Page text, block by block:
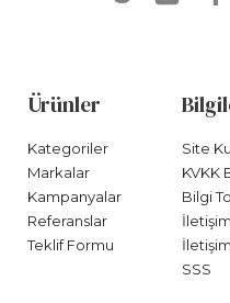
Ürünler
Kategoriler
Markalar
Kampanyalar
Referanslar
Teklif Formu
Site
KVKK
Bilgi
İletişim
SSS